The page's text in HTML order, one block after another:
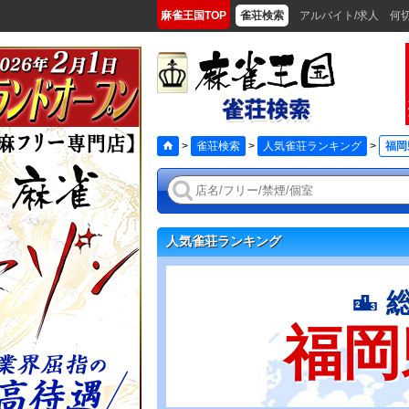
麻雀王国TOP 雀荘検索 アルバイト/求人 何
> 雀荘検索 > 人気雀荘ランキング > 福
人気雀荘ランキング
福